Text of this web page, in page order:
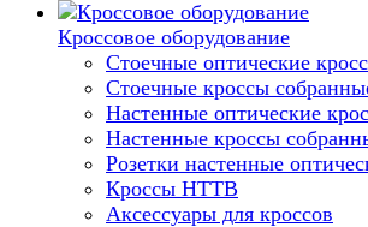
Кроссовое оборудование
Стоечные оптические
Стоечные кроссы
Настенные оптические
Настенные кроссы
Розетки настенные
Кроссы HTTB
Аксессуары для кроссов